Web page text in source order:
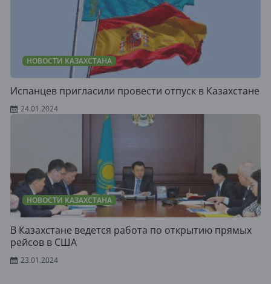
НОВОСТИ КАЗАХСТАНА
Испанцев пригласили провести отпуск в Казахстане
24.01.2024
НОВОСТИ КАЗАХСТАНА
В Казахстане ведется работа по открытию прямых
рейсов в США
23.01.2024